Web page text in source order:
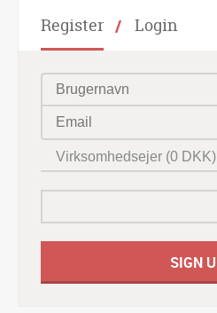
Register Login
Virksomhedsejer (0 DKK)